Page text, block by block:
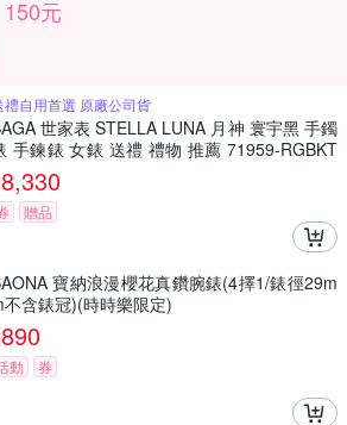
150元
禮自用首選 原廠公司貨
世家表 STELLA LUNA 月神 寰宇黑 手鐲
手鍊錶 女錶 送禮 禮物 推薦 71959-RGBKT
2
8,330
贈品
寶納浪漫櫻花真鑽腕錶(4擇1/錶徑29m
不含錶冠)(時時樂限定)
890
動 券